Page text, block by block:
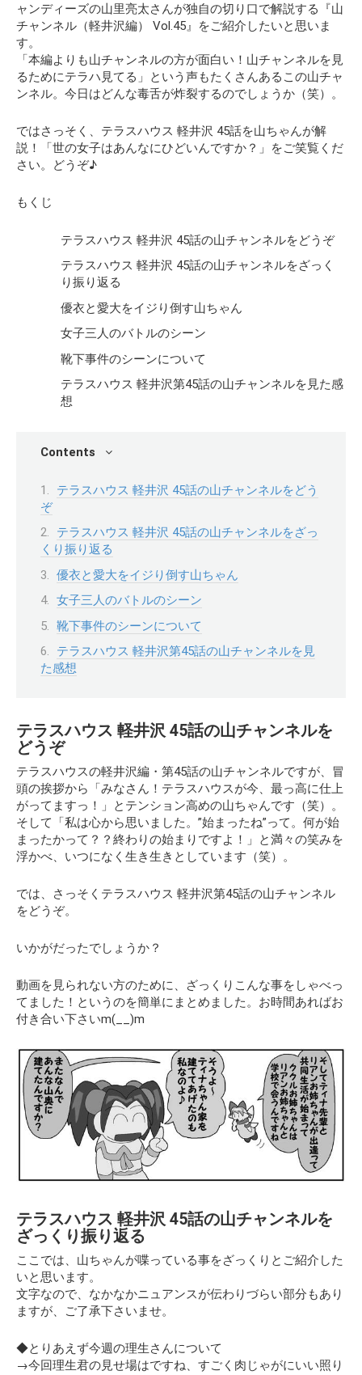
ャンディーズの山里亮太さんが独自の切り口で解説する
『山
チャンネル（軽井沢編） Vol.45』
をご紹介したいと思いま
す。
「本編よりも山チャンネルの方が面白い！山チャンネルを見
るためにテラハ見てる」という声もたくさんあるこの山チャ
ンネル。今日はどんな毒舌が炸裂するのでしょうか（笑）。
ではさっそく、テラスハウス 軽井沢 45話を山ちゃんが解
説！
「世の女子はあんなにひどいんですか？」
をご笑覧くだ
さい。どうぞ♪
もくじ
テラスハウス 軽井沢 45話の山チャンネルをどうぞ
テラスハウス 軽井沢 45話の山チャンネルをざっく
り振り返る
優衣と愛大をイジり倒す山ちゃん
女子三人のバトルのシーン
靴下事件のシーンについて
テラスハウス 軽井沢第45話の山チャンネルを見た感
想
Contents
テラスハウス 軽井沢 45話の山チャンネルをどう
ぞ
テラスハウス 軽井沢 45話の山チャンネルをざっ
くり振り返る
優衣と愛大をイジり倒す山ちゃん
女子三人のバトルのシーン
靴下事件のシーンについて
テラスハウス 軽井沢第45話の山チャンネルを見
た感想
テラスハウス 軽井沢 45話の山チャンネルを
どうぞ
テラスハウスの軽井沢編・第45話の山チャンネルですが、冒
頭の挨拶から
「みなさん！テラスハウスが今、最っ高に仕上
がってますっ！」
とテンション高めの山ちゃんです（笑）。
そして「私は心から思いました。”始まったね”って。何が始
まったかって？？ 終わりの始まりですよ！
」と満々の笑みを
浮かべ、いつになく生き生きとしています（笑）。
では、さっそくテラスハウス 軽井沢第45話の山チャンネル
をどうぞ。
いかがだったでしょうか？
動画を見られない方のために、ざっくりこんな事をしゃべっ
てました！というのを簡単にまとめました。お時間あればお
付き合い下さいm(__)m
テラスハウス 軽井沢 45話の山チャンネルを
ざっくり振り返る
ここでは、山ちゃんが喋っている事をざっくりとご紹介した
いと思います。
文字なので、なかなかニュアンスが伝わりづらい部分もあり
ますが、ご了承下さいませ。
◆とりあえず今週の理生さんについて
→今回理生君の見せ場はですね、 すごく肉じゃがにいい照り